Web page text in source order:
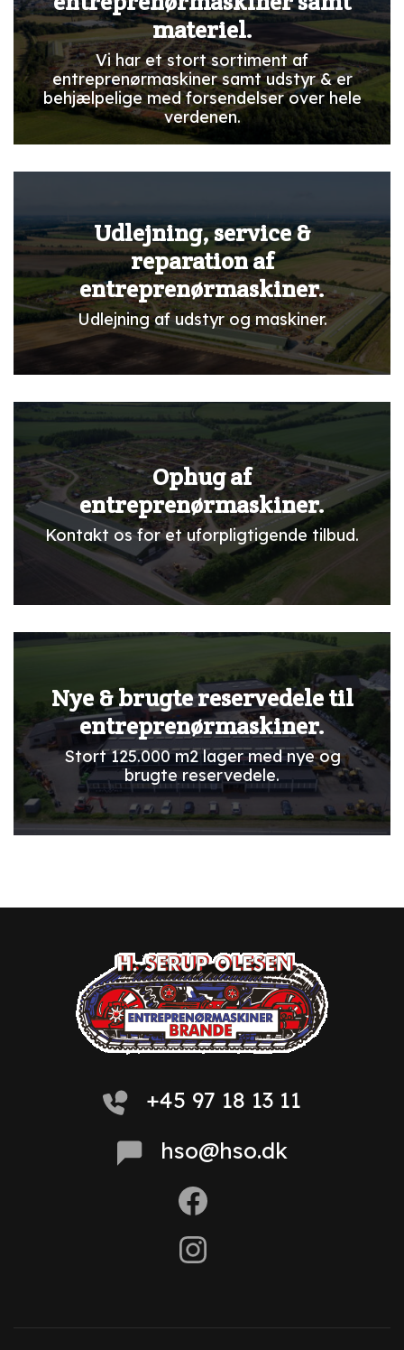
materiel.
Vi har et stort sortiment af
entreprenørmaskiner samt udstyr & er
behjælpelige med forsendelser over hele
verdenen.
Udlejning, service &
reparation af
entreprenørmaskiner.
Udlejning af udstyr og maskiner.
Ophug af
entreprenørmaskiner.
Kontakt os for et uforpligtigende tilbud.
Nye & brugte reservedele til
entreprenørmaskiner.
Stort 125.000 m2 lager med nye og
brugte reservedele.
+45 97 18 13 11
hso@hso.dk